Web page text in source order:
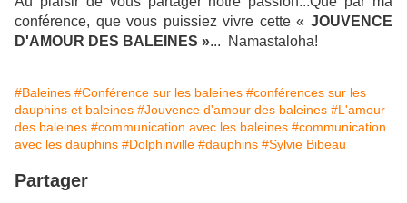
conférence, que vous puissiez vivre cette « JOUVENCE
D'AMOUR DES BALEINES »... Namastaloha!
#Baleines #Conférence sur les baleines #conférences sur les
dauphins et baleines #Jouvence d'amour des baleines #L'amour
des baleines #communication avec les baleines #communication
avec les dauphins #Dolphinville #dauphins #Sylvie Bibeau
Partager